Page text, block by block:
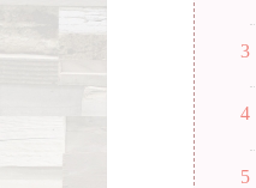
3
4
5